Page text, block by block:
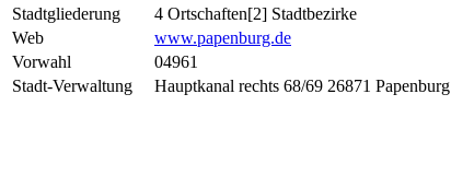
Stadtgliederung
4 Ortschaften[2] Stadtbezirke
Web
www.papenburg.de
Vorwahl
04961
Stadt-Verwaltung
Hauptkanal rechts 68/69 26871 Papenburg